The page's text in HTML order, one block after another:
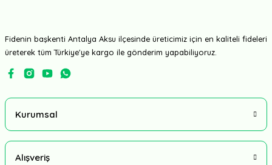
Fidenin başkenti Antalya Aksu ilçesinde üreticimiz için en kaliteli fideleri
üreterek tüm Türkiye'ye kargo ile gönderim yapabiliyoruz.
Kurumsal
Alışveriş